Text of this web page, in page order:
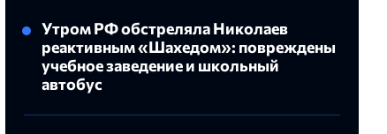
Утром РФ обстреляла Николаев
реактивным «Шахедом»: повреждены
учебное заведение и школьный
автобус